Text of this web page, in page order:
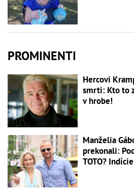
PROMINENTI
Hercovi
smrti: Kto to
v hrobe!
Manželia
prekonali:
TOTO?